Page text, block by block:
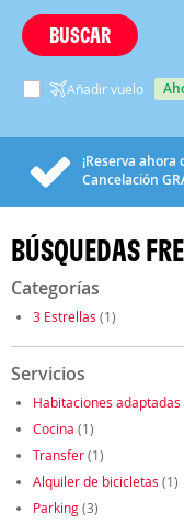
BUSCAR
Añadir vuelo
¡Reserva
Cancelación
BÚSQUEDAS
Categorías
3 Estrellas (1)
Servicios
Habitaciones adaptadas
Cocina (1)
Transfer(1)
Alquiler de bicicletas (1)
Parking(3)